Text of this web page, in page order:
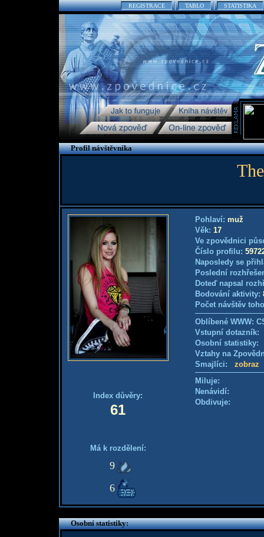
REGISTRACE TABLO STATISTIKA
Profil návštěvníka
Index důvěry:
61
Má k rozdělení:
9
6
Pohlaví: muž
Věk: 17
Ve zpovědnici
Číslo profilu:
Naposledy se
Poslední
Doteď napsal
Bodování aktivity:
Počet návštěv
Oblíbené WWW:
Vstupní
Osobní
Vztahy na
Smajlíci: zobraz
Miluje:
Nenávidí:
Obdivuje:
Osobní statistiky: